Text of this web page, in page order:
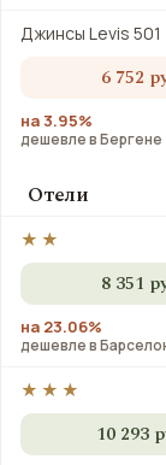
Джинсы Levis 501
6 752
на 3.95%
дешевле в Бергене
Отели
★★
8 351
на 23.06%
дешевле в
★★★
10 293